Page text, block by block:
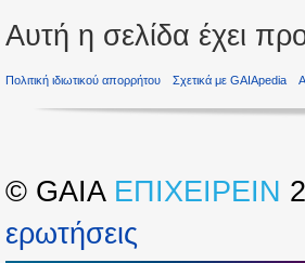
Αυτή η σελίδα έχει
Πολιτική ιδιωτικού απορρήτου Σχετικά με GAIApedia
© GAIA ΕΠΙΧΕΙΡΕΙΝ
ερωτήσεις